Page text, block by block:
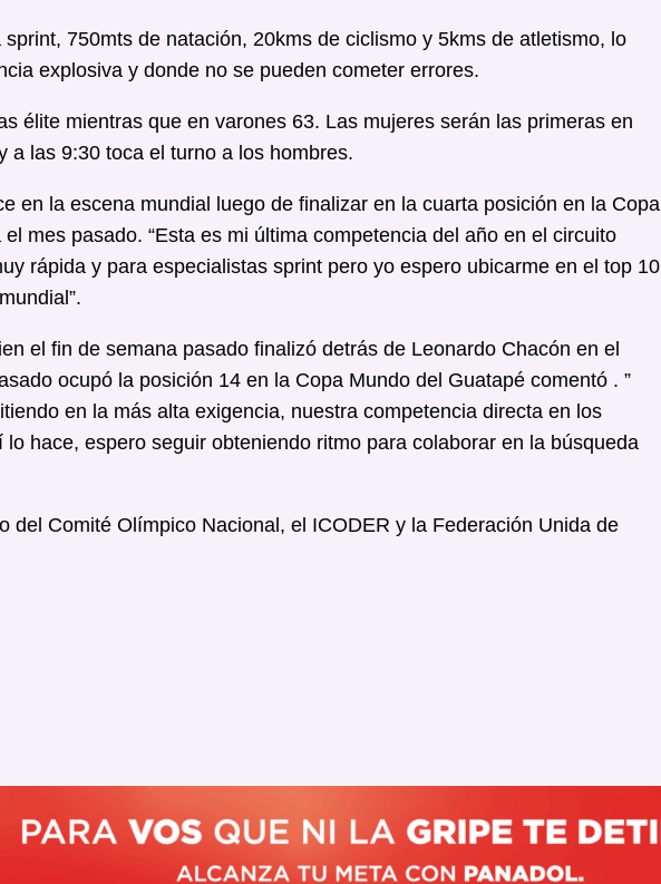
750mts de natación, 20kms de ciclismo y 5kms de atletismo, lo
explosiva y donde no se pueden cometer errores.
élite mientras que en varones 63. Las mujeres serán las primeras en
a las 9:30 toca el turno a los hombres.
en la escena mundial luego de finalizar en la cuarta posición en la Copa
mes pasado. “Esta es mi última competencia del año en el circuito
rápida y para especialistas sprint pero yo espero ubicarme en el top 10
el fin de semana pasado finalizó detrás de Leonardo Chacón en el
ocupó la posición 14 en la Copa Mundo del Guatapé comentó . ”
en la más alta exigencia, nuestra competencia directa en los
hace, espero seguir obteniendo ritmo para colaborar en la búsqueda
del Comité Olímpico Nacional, el ICODER y la Federación Unida de